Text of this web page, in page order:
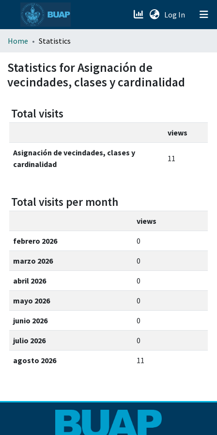
Log In (current)
menu.section.about_menu
All of DSpace
Home Statistics
Statistics for Asignación de
vecindades, clases y cardinalidad
Total visits
views
Asignación de vecindades, clases y
cardinalidad
11
Total visits per month
views
febrero 2026 0
marzo 2026 0
abril 2026 0
mayo 2026 0
junio 2026 0
julio 2026 0
agosto 2026 11